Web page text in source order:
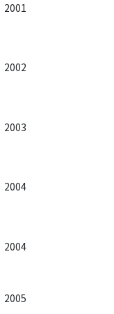
2001
2002
2003
2004
2004
2005